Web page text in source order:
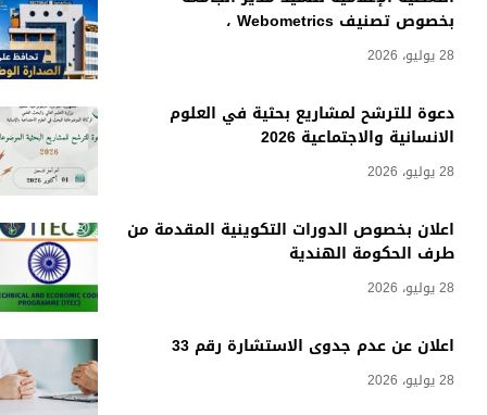
بخصوص تصنيف Webometrics ،
28 يوليو، 2026
دعوة للترشح لمشاريع بحثية في العلوم
الانسانية والاجتماعية 2026
28 يوليو، 2026
اعلان بخصوص الدورات التكوينية المقدمة من
طرف الحكومة الهندية
28 يوليو، 2026
اعلان عن عدم جدوى الاستشارة رقم 33
28 يوليو، 2026